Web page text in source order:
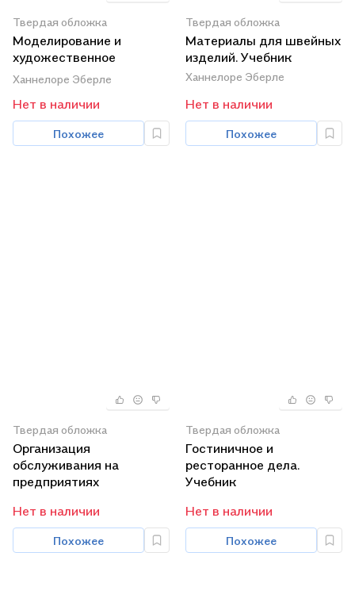
Твердая обложка
Моделирование и
художественное
оформление одежды.
Учебник
Ханнелоре Эберле
Нет в наличии
Похожее
Твердая обложка
Материалы для швейных
изделий. Учебник
Ханнелоре Эберле
Нет в наличии
Похожее
Твердая обложка
Организация
обслуживания на
предприятиях
Учебник
Нет в наличии
Похожее
Твердая обложка
Гостиничное и
ресторанное дела.
Учебник
Нет в наличии
Похожее